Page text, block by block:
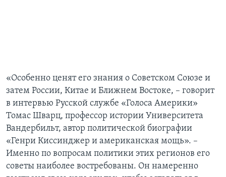
«Особенно ценят его знания о Советском Союзе и
затем России, Китае и Ближнем Востоке, – говорит
в интервью Русской службе «Голоса Америки»
Томас Шварц, профессор истории Университета
Вандербильт, автор политической биографии
«Генри Киссинджер и американская мощь». –
Именно по вопросам политики этих регионов его
советы наиболее востребованы. Он намеренно